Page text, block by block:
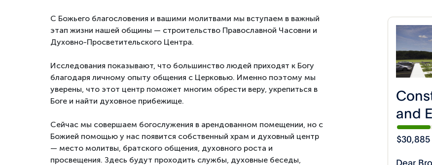
С Божьего благословения и вашими молитвами мы вступаем в важный
этап жизни нашей общины — строительство Православной Часовни и
Духовно-Просветительского Центра.
Исследования показывают, что большинство людей приходят к Богу
благодаря личному опыту общения с Церковью. Именно поэтому мы
уверены, что этот центр поможет многим обрести веру, укрепиться в
Боге и найти духовное прибежище.
Сейчас мы совершаем богослужения в арендованном помещении, но с
Божией помощью у нас появится собственный храм и духовный центр
— место молитвы, братского общения, духовного роста и
просвещения. Здесь будут проходить службы, духовные беседы,